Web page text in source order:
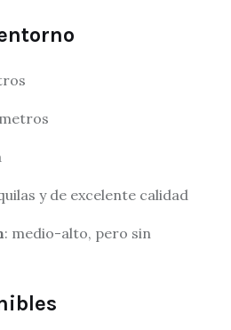
y de excelente calidad
: medio-alto, pero sin